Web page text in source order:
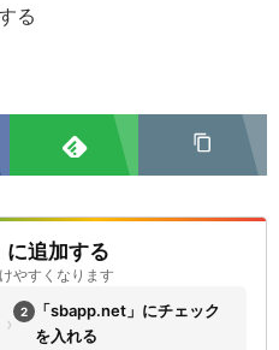
る
に追加する
やすくなります
› 2
「sbapp.net」にチェック
を入れる